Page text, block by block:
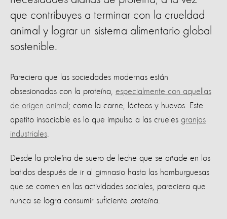
que contribuyes a terminar con la crueldad
animal y lograr un sistema alimentario global
sostenible.
Pareciera que las sociedades modernas están
obsesionadas con la proteína, especialmente con aquellas
de origen animal ; como la carne, lácteos y huevos. Este
apetito insaciable es lo que impulsa a las crueles granjas
industriales
Desde la proteína de suero de leche que se añade en los
batidos después de ir al gimnasio hasta las hamburguesas
que se comen en las actividades sociales, pareciera que
nunca se logra consumir suficiente proteína.